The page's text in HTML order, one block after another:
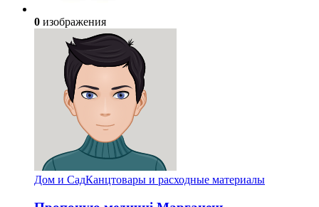
0 изображения
Дом и СадКанцтовары и расходные материалы